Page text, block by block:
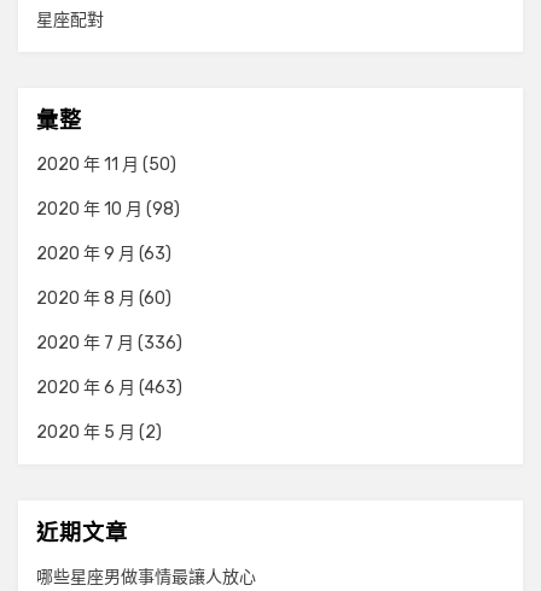
星座配對
彙整
2020 年 11 月 (50)
2020 年 10 月 (98)
2020 年 9 月 (63)
2020 年 8 月 (60)
2020 年 7 月 (336)
2020 年 6 月 (463)
2020 年 5 月 (2)
近期文章
哪些星座男做事情最讓人放心